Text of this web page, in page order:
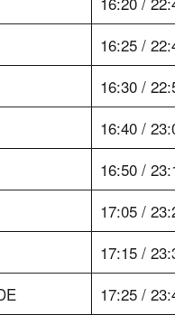
16:25 /
16:30 /
16:40 /
16:50 /
17:05 /
17:15 /
17:25 /